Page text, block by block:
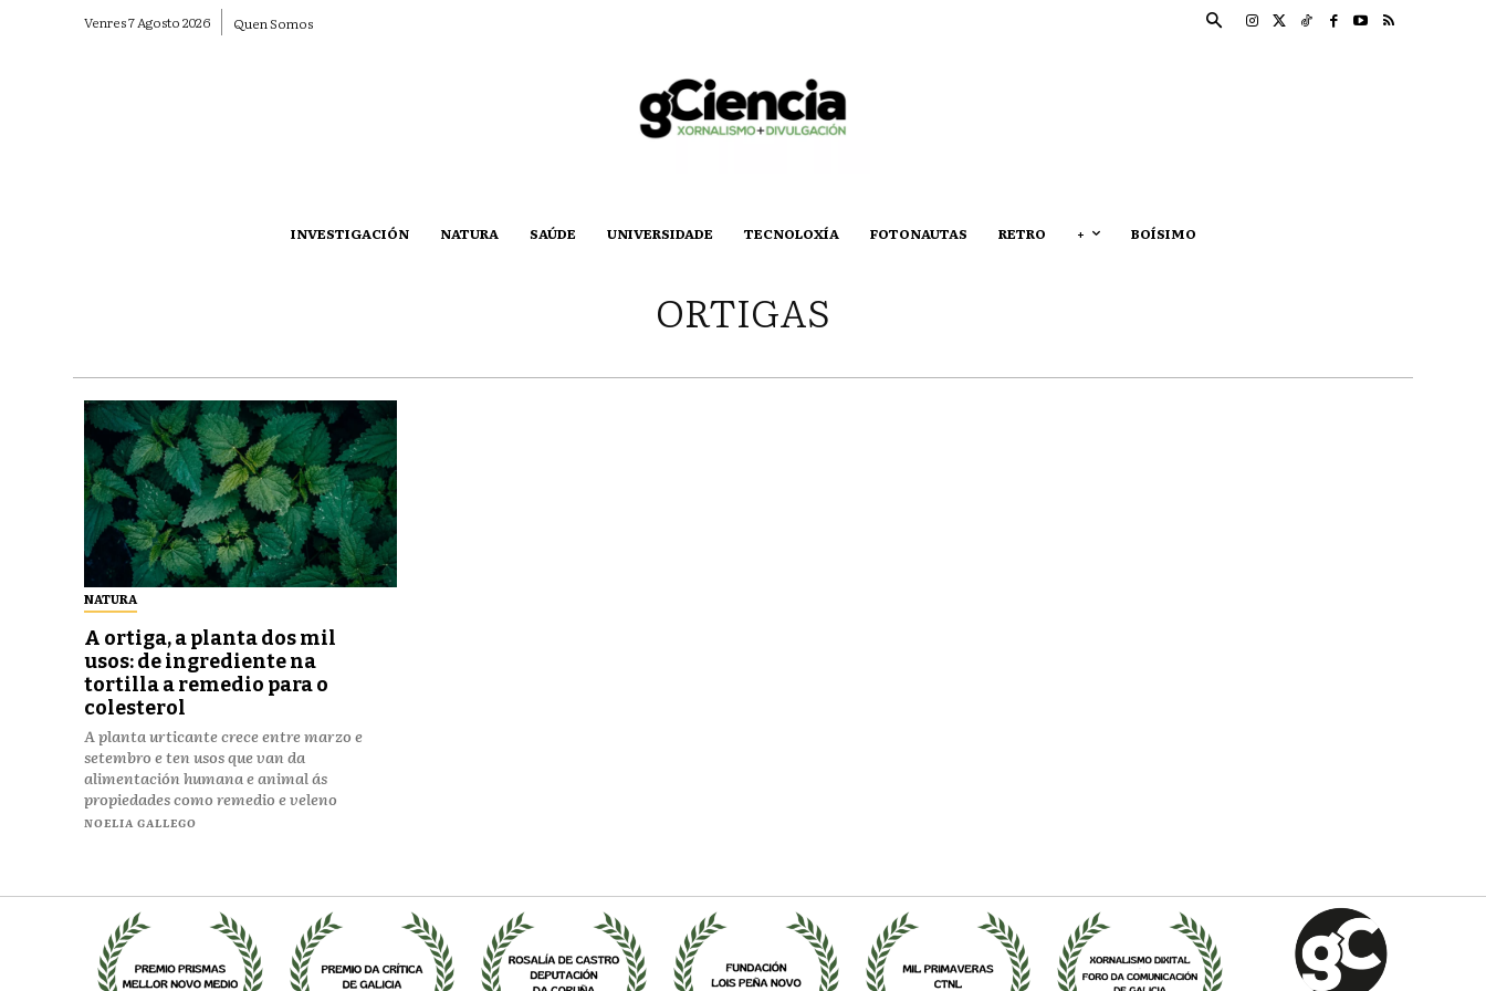
Venres 7 Agosto 2026 Quen Somos
INVESTIGACIÓN NATURA SAÚDE UNIVERSIDADE TECNOLOXÍA FOTONAUTAS RETRO + BOÍSIMO
ORTIGAS
NATURA
A ortiga, a planta dos mil
usos: de ingrediente na
tortilla a remedio para o
colesterol
A planta urticante crece entre marzo e
setembro e ten usos que van da
alimentación humana e animal ás
propiedades como remedio e veleno
NOELIA GALLEGO